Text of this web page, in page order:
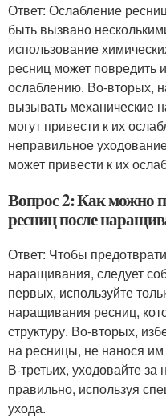
Ответ: Ослабление
быть вызвано
использование
ресниц может повредить
ослаблению. Во-вторых,
вызывать механические
могут привести к их
неправильное
может привести к их
Вопрос 2: Как можно
ресниц после
Ответ: Чтобы
наращивания, следует
первых, используйте
наращивания ресниц,
структуру. Во-вторых,
на ресницы, не нанося
В-третьих, уходовайте
правильно, используя
ухода.